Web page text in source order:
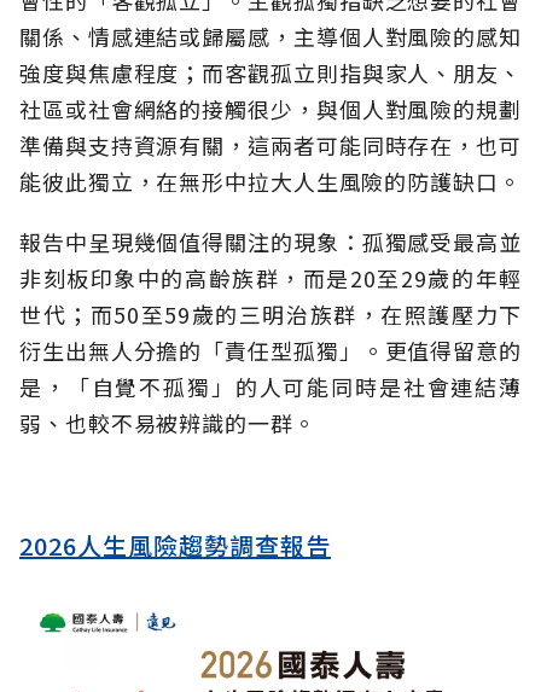
關係、情感連結或歸屬感，主導個人對風險的感知
強度與焦慮程度；而客觀孤立則指與家人、朋友、
社區或社會網絡的接觸很少，與個人對風險的規劃
準備與支持資源有關，這兩者可能同時存在，也可
能彼此獨立，在無形中拉大人生風險的防護缺口。
報告中呈現幾個值得關注的現象：孤獨感受最高並
非刻板印象中的高齡族群，而是20至29歲的年輕
世代；而50至59歲的三明治族群，在照護壓力下
衍生出無人分擔的「責任型孤獨」。更值得留意的
是，「自覺不孤獨」的人可能同時是社會連結薄
弱、也較不易被辨識的一群。
2026人生風險趨勢調查報告